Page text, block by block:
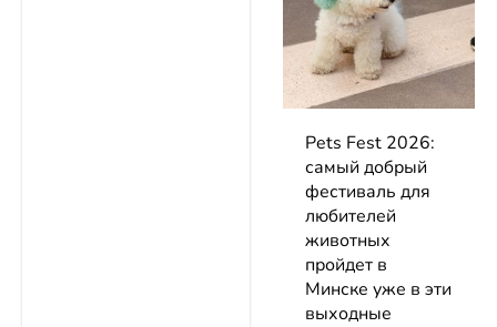
Pets Fest 2026:
самый добрый
фестиваль для
любителей
животных
пройдет в
Минске уже в эти
выходные